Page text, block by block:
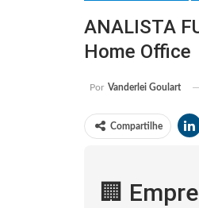
ANALISTA
Home Office
Por Vanderlei Goulart
Compartilhe
🏢